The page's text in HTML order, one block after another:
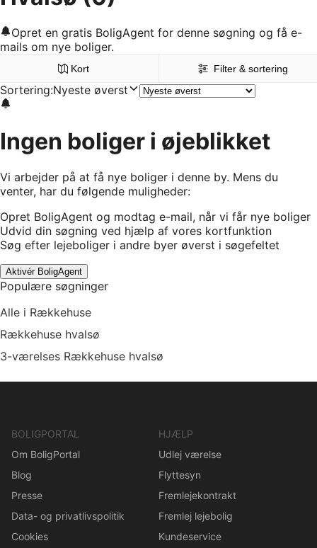
Opret en gratis BoligAgent for denne søgning og få e-
mails om nye boliger.
Kort Filter & sortering
Sortering:Nyeste øverst
Ingen boliger i øjeblikket
Vi arbejder på at få nye boliger i denne by. Mens du
venter, har du følgende muligheder:
Opret BoligAgent og modtag e-mail, når vi får nye boliger
Udvid din søgning ved hjælp af vores kortfunktion
Søg efter lejeboliger i andre byer øverst i søgefeltet
Aktivér BoligAgent
Populære søgninger
Alle i Rækkehuse
Rækkehuse hvalsø
3-værelses Rækkehuse hvalsø
BOLIGPORTAL
Om BoligPortal
Blog
Presse
Data- og privatlivspolitik
Cookies
HJÆLP
Udlej værelse
Flyttesyn
Fremlejekontrakt
Fremlej lejebolig
Kundeservice